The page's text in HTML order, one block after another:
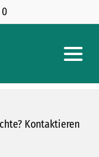
Kontaktieren